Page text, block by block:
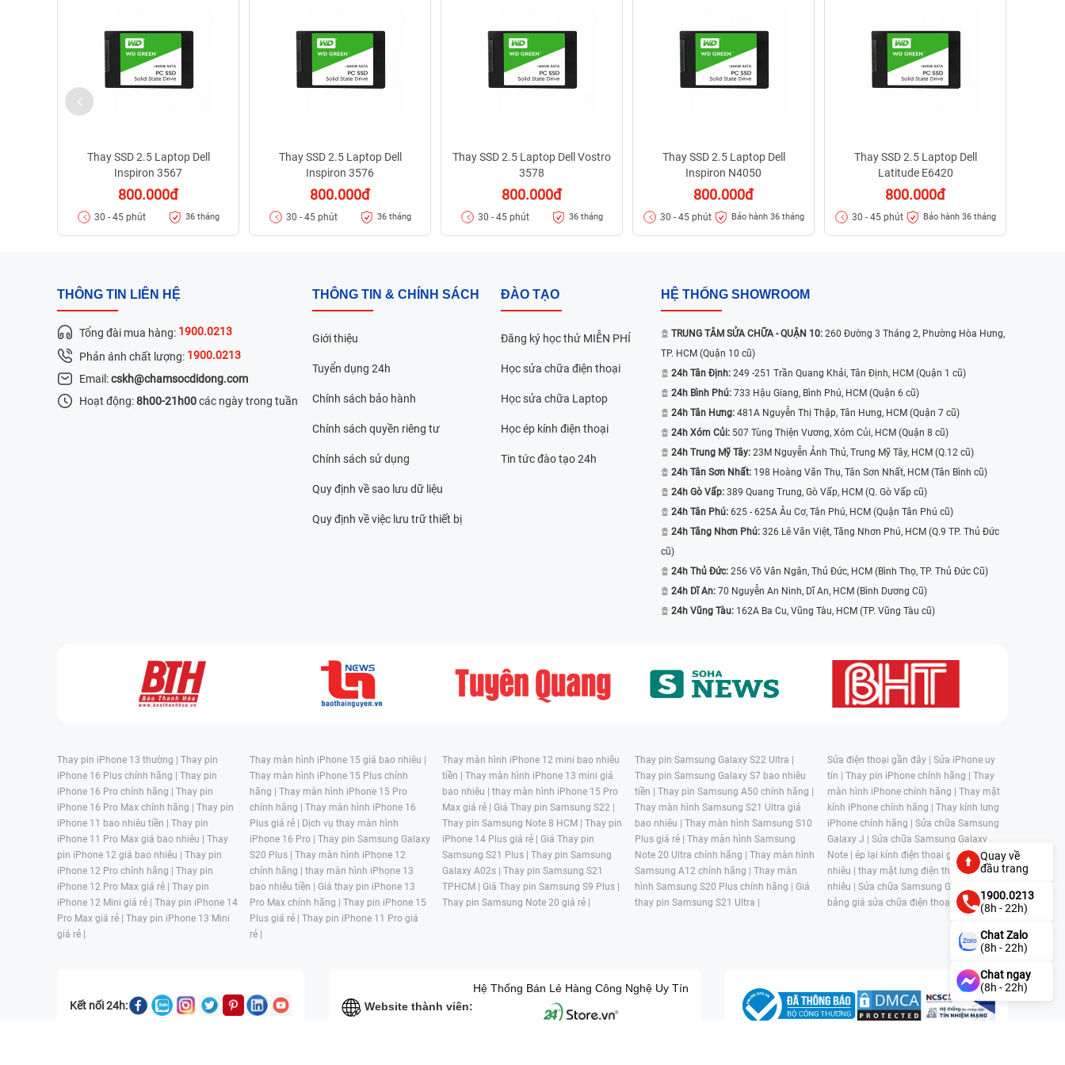
Thay SSD 2.5 Laptop Dell
Inspiron 3567
800.000đ
30 - 45 phút 36 tháng
Thay SSD 2.5 Laptop Dell
Inspiron 3576
800.000đ
30 - 45 phút 36 tháng
Thay SSD 2.5 Laptop Dell Vostro
3578
800.000đ
30 - 45 phút 36 tháng
Thay SSD 2.5 Laptop Dell
Inspiron N4050
800.000đ
30 - 45 phút Bảo hành 36 tháng
Thay SSD 2.5 Laptop Dell
Latitude E6420
800.000đ
30 - 45 phút Bảo hành 36 tháng
THÔNG TIN LIÊN HỆ
Tổng đài mua hàng: 1900.0213
Phản ánh chất lượng: 1900.0213
Email:cskh@chamsocdidong.com
Hoạt động:8h00-21h00các ngày trong tuần
THÔNG TIN & CHÍNH SÁCH
Giới thiệu
Tuyển dụng 24h
Chính sách bảo hành
Chính sách quyền riêng tư
Chính sách sử dụng
Quy định về sao lưu dữ liệu
Quy định về việc lưu trữ thiết bị
ĐÀO TẠO
Đăng ký học thử MIỄN PHÍ
Học sửa chữa điện thoại
Học sửa chữa Laptop
Học ép kính điện thoại
Tin tức đào tạo 24h
HỆ THỐNG SHOWROOM
TRUNG TÂM SỬA CHỮA - QUẬN 10: 260 Đường 3 Tháng 2, Phường Hòa Hưng,
TP. HCM (Quận 10 cũ)
24h Tân Định: 249 -251 Trần Quang Khải, Tân Định, HCM (Quận 1 cũ)
24h Bình Phú: 733 Hậu Giang, Bình Phú, HCM (Quận 6 cũ)
24h Tân Hưng: 481A Nguyễn Thị Thập, Tân Hưng, HCM (Quận 7 cũ)
24h Xóm Củi: 507 Tùng Thiện Vương, Xóm Củi, HCM (Quận 8 cũ)
24h Trung Mỹ Tây: 23M Nguyễn Ảnh Thủ, Trung Mỹ Tây, HCM (Q.12 cũ)
24h Tân Sơn Nhất: 198 Hoàng Văn Thụ, Tân Sơn Nhất, HCM (Tân Bình cũ)
24h Gò Vấp: 389 Quang Trung, Gò Vấp, HCM (Q. Gò Vấp cũ)
24h Tân Phú: 625 - 625A Âu Cơ, Tân Phú, HCM (Quận Tân Phú cũ)
24h Tăng Nhơn Phú: 326 Lê Văn Việt, Tăng Nhơn Phú, HCM (Q.9 TP. Thủ Đức
cũ)
24h Thủ Đức: 256 Võ Văn Ngân, Thủ Đức, HCM (Bình Thọ, TP. Thủ Đức Cũ)
24h Dĩ An: 70 Nguyễn An Ninh, Dĩ An, HCM (Bình Dương Cũ)
24h Vũng Tàu: 162A Ba Cu, Vũng Tàu, HCM (TP. Vũng Tàu cũ)
Thay pin iPhone 13 thường | Thay pin
iPhone 16 Plus chính hãng | Thay pin
iPhone 16 Pro chính hãng | Thay pin
iPhone 16 Pro Max chính hãng | Thay pin
iPhone 11 bao nhiêu tiền | Thay pin
iPhone 11 Pro Max giá bao nhiêu | Thay
pin iPhone 12 giá bao nhiêu | Thay pin
iPhone 12 Pro chính hãng | Thay pin
iPhone 12 Pro Max giá rẻ | Thay pin
iPhone 12 Mini giá rẻ | Thay pin iPhone 14
Pro Max giá rẻ | Thay pin iPhone 13 Mini
giá rẻ |
Thay màn hình iPhone 15 giá bao nhiêu |
Thay màn hình iPhone 15 Plus chính
hãng | Thay màn hình iPhone 15 Pro
chính hãng | Thay màn hình iPhone 16
Plus giá rẻ | Dịch vụ thay màn hình
iPhone 16 Pro | Thay pin Samsung Galaxy
S20 Plus | Thay màn hình iPhone 12
chính hãng | thay màn hình iPhone 13
bao nhiêu tiền | Giá thay pin iPhone 13
Pro Max chính hãng | Thay pin iPhone 15
Plus giá rẻ | Thay pin iPhone 11 Pro giá
rẻ |
Thay màn hình iPhone 12 mini bao nhiêu
tiền | Thay màn hình iPhone 13 mini giá
bao nhiêu | thay màn hình iPhone 15 Pro
Max giá rẻ | Giá Thay pin Samsung S22 |
Thay pin Samsung Note 8 HCM | Thay pin
iPhone 14 Plus giá rẻ | Giá Thay pin
Samsung S21 Plus | Thay pin Samsung
Galaxy A02s | Thay pin Samsung S21
TPHCM | Giá Thay pin Samsung S9 Plus |
Thay pin Samsung Note 20 giá rẻ |
Thay pin Samsung Galaxy S22 Ultra |
Thay pin Samsung Galaxy S7 bao nhiêu
tiền | Thay pin Samsung A50 chính hãng |
Thay màn hình Samsung S21 Ultra giá
bao nhiêu | Thay màn hình Samsung S10
Plus giá rẻ | Thay màn hình Samsung
Note 20 Ultra chính hãng | Thay màn hình
Samsung A12 chính hãng | Thay màn
hình Samsung S20 Plus chính hãng | Giá
thay pin Samsung S21 Ultra |
Sửa điện thoại gần đây | Sửa iPhone uy
tín | Thay pin iPhone chính hãng | Thay
màn hình iPhone chính hãng | Thay mặt
kính iPhone chính hãng | Thay kính lưng
iPhone chính hãng | Sửa chữa Samsung
Galaxy J | Sửa chữa Samsung Galaxy
Note | ép lại kính điện thoại giá bao
nhiêu | thay mặt lưng điện thoại giá bao
nhiêu | Sửa chữa Samsung Galaxy S |
bảng giá sửa chữa điện thoại samsung |
Kết nối 24h: Website thành viên:
Hệ Thống Bán Lẻ Hàng Công Nghệ Uy Tín
Quay về
đầu trang
1900.0213
(8h - 22h)
Chat Zalo
(8h - 22h)
Chat ngay
(8h - 22h)